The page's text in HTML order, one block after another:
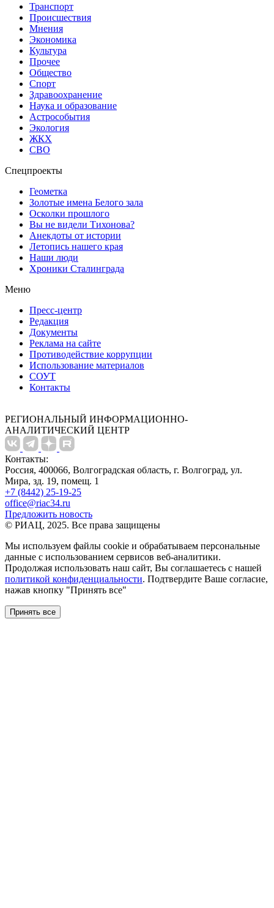
Транспорт
Происшествия
Мнения
Экономика
Культура
Прочее
Общество
Спорт
Здравоохранение
Наука и образование
Астрособытия
Экология
ЖКХ
СВО
Спецпроекты
Геометка
Золотые имена Белого зала
Осколки прошлого
Вы не видели Тихонова?
Анекдоты от истории
Летопись нашего края
Наши люди
Хроники Сталинграда
Меню
Пресс-центр
Редакция
Документы
Реклама на сайте
Противодействие коррупции
Использование материалов
СОУТ
Контакты
РЕГИОНАЛЬНЫЙ ИНФОРМАЦИОННО-
АНАЛИТИЧЕСКИЙ ЦЕНТР
Контакты:
Россия, 400066, Волгоградская область, г. Волгоград, ул.
Мира, зд. 19, помещ. 1
+7 (8442) 25-19-25
office@riac34.ru
Предложить новость
© РИАЦ, 2025. Все права защищены
Мы используем файлы сookie и обрабатываем персональные
данные с использованием сервисов веб-аналитики.
Продолжая использовать наш сайт, Вы соглашаетесь с нашей
политикой конфиденциальности. Подтвердите Ваше согласие,
нажав кнопку "Принять все"
Принять все